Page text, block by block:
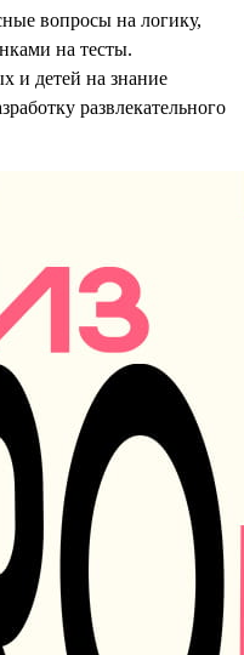
вопросы на логику,
на тесты.
и детей на знание
развлекательного